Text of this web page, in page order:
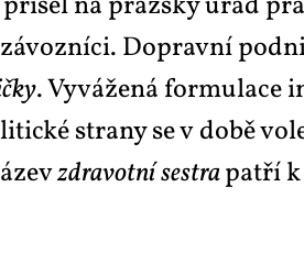
Do­prav­ní
. Vy­vá­že­ná for­mu­la­ce
stra­ny se v do­bě
zdra­vot­nísest­rapat­ří